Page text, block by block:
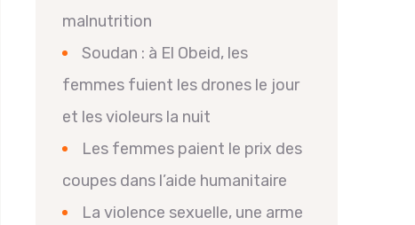
malnutrition
Soudan : à El Obeid, les
femmes fuient les drones le jour
et les violeurs la nuit
Les femmes paient le prix des
coupes dans l’aide humanitaire
La violence sexuelle, une arme